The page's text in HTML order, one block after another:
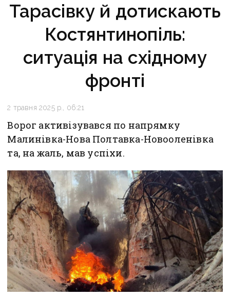
Тарасівку й дотискають
Костянтинопіль:
ситуація на східному
фронті
2 травня 2025 р., 06:21
Ворог активізувався по напрямку
Малинівка-Нова Полтавка-Новооленівка
та, на жаль, мав успіхи.